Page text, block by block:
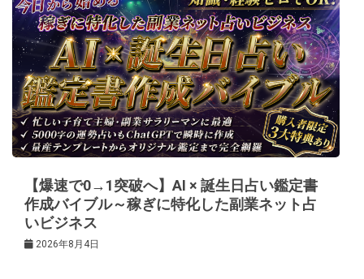
ー
シ
ョ
ン【爆速で0→1突破へ】AI × 誕生日占い鑑定書
作成バイブル～稼ぎに特化した副業ネット占
いビジネス
2026年8月4日